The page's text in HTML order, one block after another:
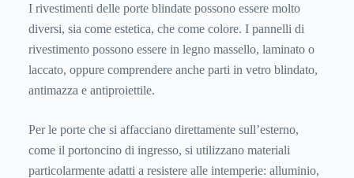
I rivestimenti delle porte blindate possono essere molto
diversi, sia come estetica, che come colore. I pannelli di
rivestimento possono essere in legno massello, laminato o
laccato, oppure comprendere anche parti in vetro blindato,
antimazza e antiproiettile.
Per le porte che si affacciano direttamente sull’esterno,
come il portoncino di ingresso, si utilizzano materiali
particolarmente adatti a resistere alle intemperie: alluminio,